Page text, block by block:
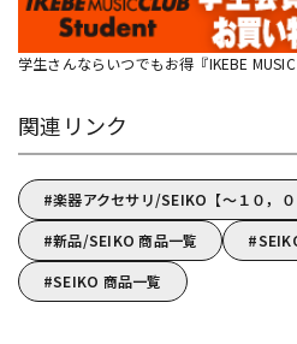
学生さんならいつでもお得『IKEBE
関連リンク
楽器アクセサリ/SEIKO【～１０，
新品/SEIKO 商品一覧
SEIKO 商品一覧